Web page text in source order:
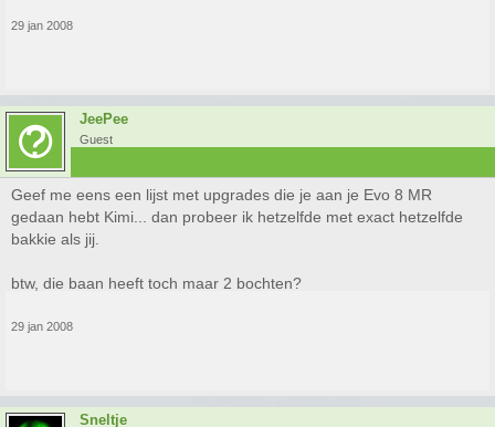
29 jan 2008
JeePee
Guest
Geef me eens een lijst met upgrades die je aan je Evo 8 MR
gedaan hebt Kimi... dan probeer ik hetzelfde met exact hetzelfde
bakkie als jij.
btw, die baan heeft toch maar 2 bochten?
29 jan 2008
Sneltje